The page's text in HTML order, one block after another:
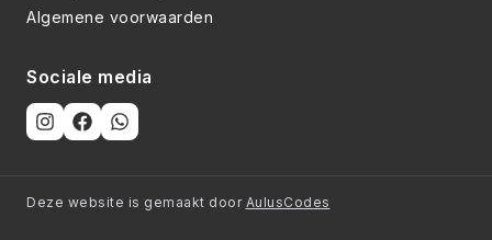
Algemene voorwaarden
Sociale media
Deze website is gemaakt door AulusCodes